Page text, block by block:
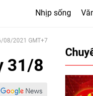
Nhịp sống
08/2021 GMT+7
31/8